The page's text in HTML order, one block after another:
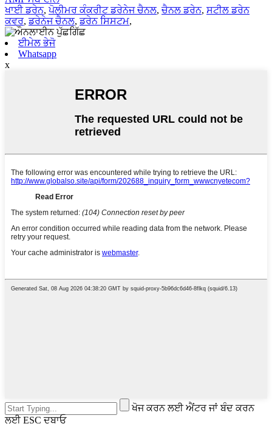
ਖਾਈ ਡਰੇਨ,ਪੋਲੀਮਰ ਕੰਕਰੀਟ ਡਰੇਨੇਜ ਚੈਨਲ, ਚੈਨਲ ਡਰੇਨ, ਸਟੀਲ ਡਰੇਨ
ਕਵਰ,ਡਰੇਨੇਜ ਚੈਨਲ,ਡਰੇਨ ਸਿਸਟਮ,
ਈਮੇਲ ਭੇਜੋ
Whatsapp
x
ਖੋਜ ਕਰਨ ਲਈ ਐਂਟਰ ਜਾਂ ਬੰਦ ਕਰਨ
ਲਈ ESC ਦਬਾਓ